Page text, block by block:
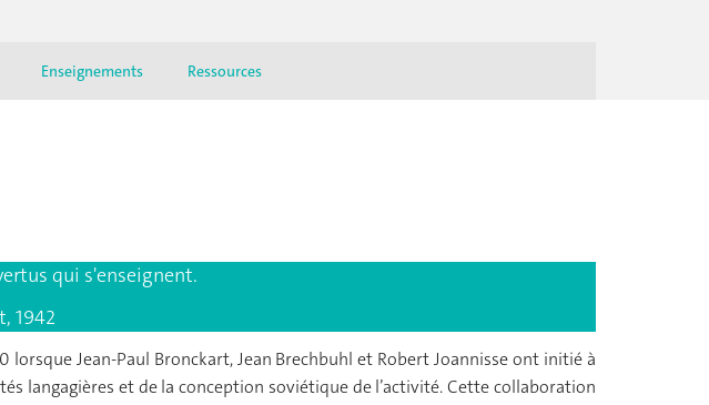
Enseignements Ressources
qui s'enseignent.
1942
lorsque Jean-Paul Bronckart, Jean Brechbuhl et Robert Joannisse ont initié à
langagières et de la conception soviétique de l’activité. Cette collaboration